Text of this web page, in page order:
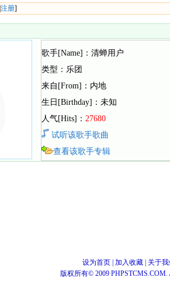
注册]
歌手[Name]：清蝉用户
类型：乐团
来自[From]：内地
生日[Birthday]：未知
人气[Hits]： 27680
试听该歌手歌曲
查看该歌手专辑
设为首页 加入收藏
关于
版权所有© 2009 PHPSTCMS.COM.